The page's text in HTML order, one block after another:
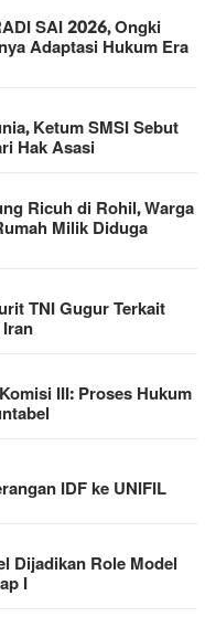
SAI 2026, Ongki
Adaptasi Hukum Era
Ketum SMSI Sebut
Hak Asasi
Ricuh di Rohil, Warga
Milik Diduga
TNI Gugur Terkait
III: Proses Hukum
IDF ke UNIFIL
Dijadikan Role Model
I